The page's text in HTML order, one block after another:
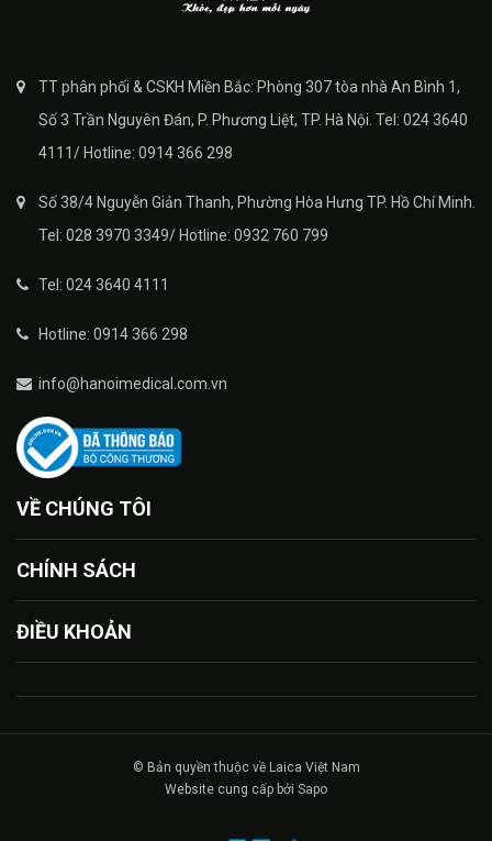
TT phân phối & CSKH Miền Bắc: Phòng 307 tòa nhà An Bình 1,
Số 3 Trần Nguyên Đán, P. Phương Liệt, TP. Hà Nội. Tel: 024 3640
4111/ Hotline: 0914 366 298
Số 38/4 Nguyễn Giản Thanh, Phường Hòa Hưng TP. Hồ Chí Minh.
Tel: 028 3970 3349/ Hotline: 0932 760 799
Tel: 024 3640 4111
Hotline: 0914 366 298
info@hanoimedical.com.vn
VỀ CHÚNG TÔI
CHÍNH SÁCH
ĐIỀU KHOẢN
© Bản quyền thuộc về Laica Việt Nam
Website cung cấp bởi Sapo